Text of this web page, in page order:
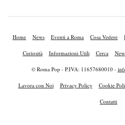
Home News Eventi a Roma Cosa Vedere
Curiosità Informazioni Utili Cerca
© Roma Pop - P.IVA: 11657680010 -
Lavora con Noi Privacy Policy Cookie
Contatti